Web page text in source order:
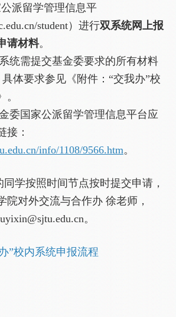
派留学管理信息平
student）进行双系统网上报
请材料。
系统需提交基金委要求的所有材料
体要求参见《附件：“交我办”校
金委国家公派留学管理信息平台应
接：
info/1108/9566.htm。
学按照时间节点按时提交申请，
院对外交流与合作办 徐老师，
。
”校内系统申报流程